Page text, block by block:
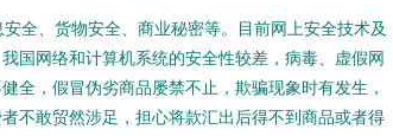
全、货物安全、商业秘密等。目前网上安全技术及
国网络和计算机系统的安全性较差，病毒、虚假网
全，假冒伪劣商品屡禁不止，欺骗现象时有发生，
不敢贸然涉足，担心将款汇出后得不到商品或者得